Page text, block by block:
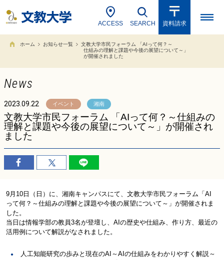
ACCESS SEARCH 資料請求
News
2023.09.22 イベント 湘南
文教大学市民フォーラム 「AIって何？～仕組みの
理解と課題や今後の展望について～」が開催され
ました
ホーム お知らせ一覧
文教大学市民フォーラム 「AIって何？～
仕組みの理解と課題や今後の展望について～」
が開催されました
9月 10 日（日）に、湘南キャンパスにて、文教大学市民フォーラム「AI
って何？～仕組みの理解と課題や今後の展望について～」が開催されま
した。
当日は情報学部の教員3名が登壇し、AIの歴史や仕組み、作り方、最近の
活用例について解説がなされました。
人工知能研究の歩みと現在のAI ～AIの仕組みをわかりやすく解説～